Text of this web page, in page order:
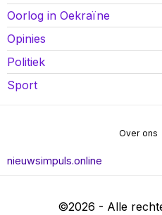
Oorlog in Oekraïne
Opinies
Politiek
Sport
Over ons
nieuwsimpuls.online
©2026 - Alle